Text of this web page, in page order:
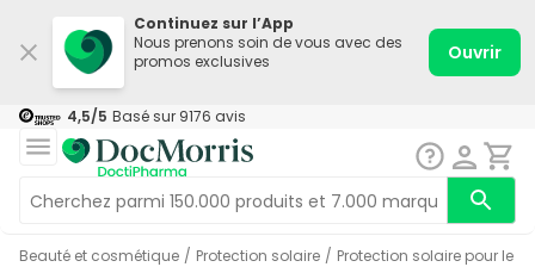
Continuez sur l’App
Nous prenons soin de vous avec des
promos exclusives
Ouvrir
4,5/5 Basé sur 9176 avis
Beauté et cosmétique / Protection solaire / Protection solaire pour le